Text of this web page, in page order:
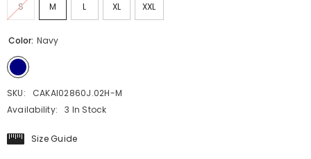
S M L XL XXL
Color: Navy
SKU:
CAKAI02860J.02H-M
Availability:
3 In Stock
Size Guide